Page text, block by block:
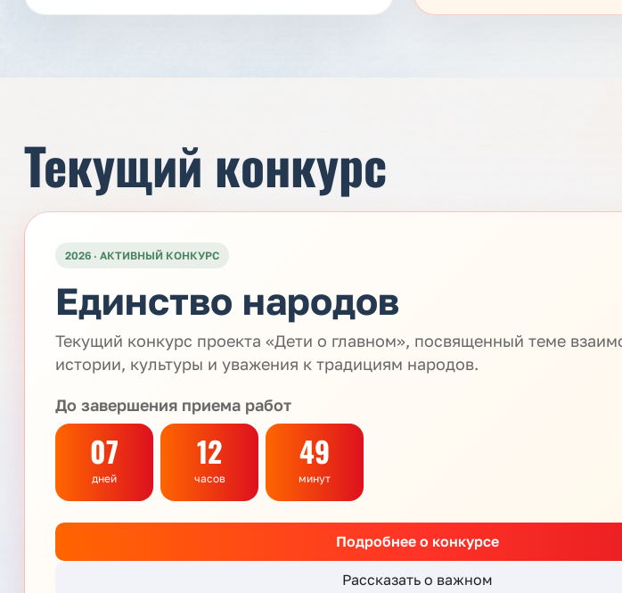
Текущий конкурс
2026 · АКТИВНЫЙ КОНКУРС
Единство народов
Текущий конкурс проекта «Дети о главном», посвященный теме
истории, культуры и уважения к традициям народов.
До завершения приема работ
07
дней
12
часов
49
минут
Подробнее о конкурсе
Рассказать о важном